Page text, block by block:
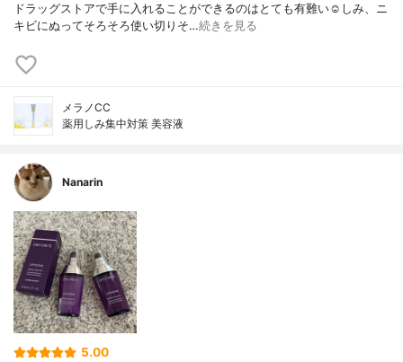
ドラッグストアで手に入れることができるのはとても有難い☺️しみ、ニ
キビにぬってそろそろ使い切りそ…続きを見る
メラノCC
薬用しみ集中対策 美容液
Nanarin
5.00